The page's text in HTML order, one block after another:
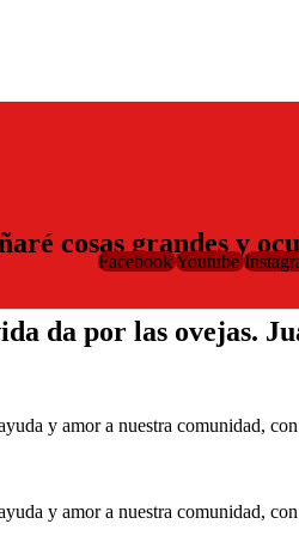
cosas grandes y
da por las ovejas.
y amor a nuestra comunidad,
y amor a nuestra comunidad,
FacebookYoutube